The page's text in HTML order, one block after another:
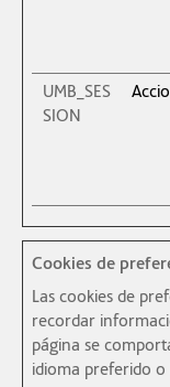
UMB_SES
SION
Cookies de
Las cookies de
recordar
página se
idioma preferido o